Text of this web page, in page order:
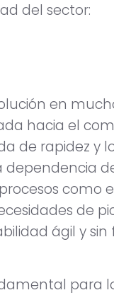
del sector:
en
hacia el
de rapidez y
como
de
ágil y sin
para